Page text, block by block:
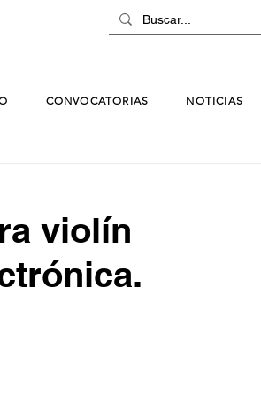
CONVOCATORIAS NOTICIAS
violín